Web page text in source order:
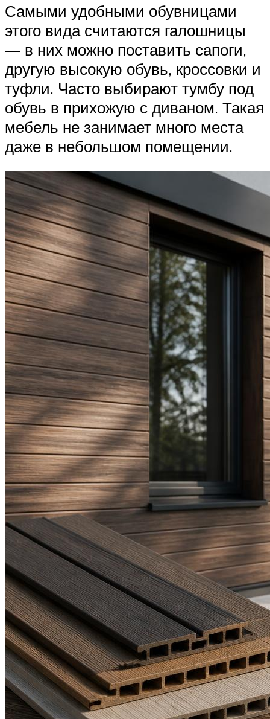
Самыми удобными обувницами
этого вида считаются галошницы
— в них можно поставить сапоги,
другую высокую обувь, кроссовки и
туфли. Часто выбирают тумбу под
обувь в прихожую с диваном. Такая
мебель не занимает много места
даже в небольшом помещении.